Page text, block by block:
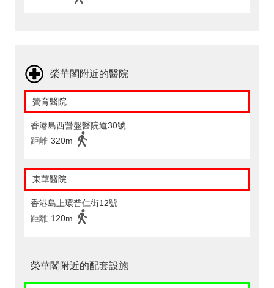
榮華閣附近的醫院
贊育醫院
香港島西營盤醫院道30號
距離 320m
東華醫院
香港島上環普仁街12號
距離 120m
榮華閣附近的配套設施